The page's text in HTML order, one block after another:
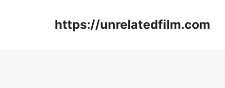
https://unrelatedfilm.com